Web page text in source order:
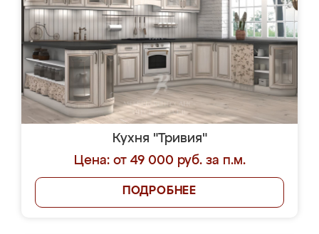
Кухня "Тривия"
Цена: от 49 000 руб. за п.м.
ПОДРОБНЕЕ